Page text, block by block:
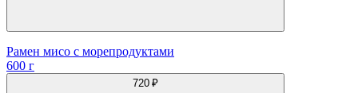
Рамен мисо с морепродуктами
600 г
720 ₽